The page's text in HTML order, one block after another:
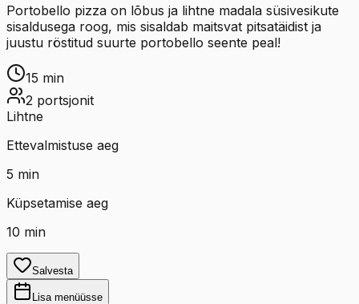
Portobello pizza on lõbus ja lihtne madala süsivesikute
sisaldusega roog, mis sisaldab maitsvat pitsatäidist ja
juustu röstitud suurte portobello seente peal!
15 min
2 portsjonit
Lihtne
Ettevalmistuse aeg
5 min
Küpsetamise aeg
10 min
Salvesta
Lisa menüüsse